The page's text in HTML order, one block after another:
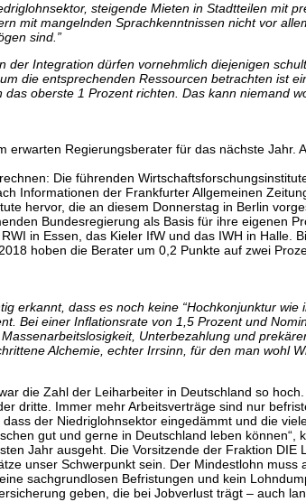
steigende Mieten in Stadtteilen mit
mit mangelnden Sprachkenntnissen nicht vor
sind.”
Integration dürfen vornehmlich diejenigen
die entsprechenden Ressourcen betrachten ist
oberste 1 Prozent richten. Das kann niemand
Regierungsberater für das nächste Jahr.
Die führenden
Informationen der Frankfurter Allgemeinen
hervor, die an diesem Donnerstag in Berlin
Bundesregierung als Basis für ihre eigenen
in Essen, das Kieler IfW und das IWH in Halle.
hoben die Berater um 0,2 Punkte auf zwei
erkannt, dass es noch keine “Hochkonjunktur
Bei einer Inflationsrate von 1,5 Prozent und
Unterbezahlung und
Alchemie, echter Irrsinn, für den man wohl
die Zahl der Leiharbeiter in Deutschland so
dritte. Immer mehr Arbeitsverträge sind nur
der Niedriglohnsektor eingedämmt und die
gut und gerne in Deutschland leben können“,
Jahr ausgeht. Die Vorsitzende der Fraktion DIE
unser Schwerpunkt sein. Der Mindestlohn
sachgrundlosen Befristungen und kein
geben, die bei Jobverlust trägt – auch